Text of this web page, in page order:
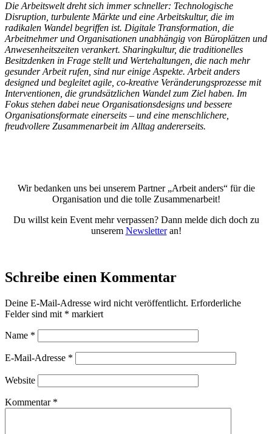
Die Arbeitswelt dreht sich immer schneller: Technologische
Disruption, turbulente Märkte und eine Arbeitskultur, die im
radikalen Wandel begriffen ist. Digitale Transformation, die
Arbeitnehmer und Organisationen unabhängig von Büroplätzen und
Anwesenheitszeiten verankert. Sharingkultur, die traditionelles
Besitzdenken in Frage stellt und Wertehaltungen, die nach mehr
gesunder Arbeit rufen, sind nur einige Aspekte. Arbeit anders
designed und begleitet agile, co-kreative Veränderungsprozesse mit
Interventionen, die grundsätzlichen Wandel zum Ziel haben. Im
Fokus stehen dabei neue Organisationsdesigns und bessere
Organisationsformate einerseits – und eine menschlichere,
freudvollere Zusammenarbeit im Alltag andererseits.
Wir bedanken uns bei unserem Partner „Arbeit anders“ für die
Organisation und die tolle Zusammenarbeit!
Du willst kein Event mehr verpassen? Dann melde dich doch zu
unserem Newsletteran!
Schreibe einen Kommentar
Deine E-Mail-Adresse wird nicht veröffentlicht. Erforderliche
Felder sind mit * markiert
Name *
E-Mail-Adresse *
Website
Kommentar *